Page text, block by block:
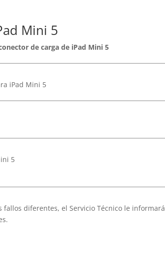
Mini 5
de carga de iPad Mini 5
iPad Mini 5
5
diferentes, el Servicio Técnico le informará